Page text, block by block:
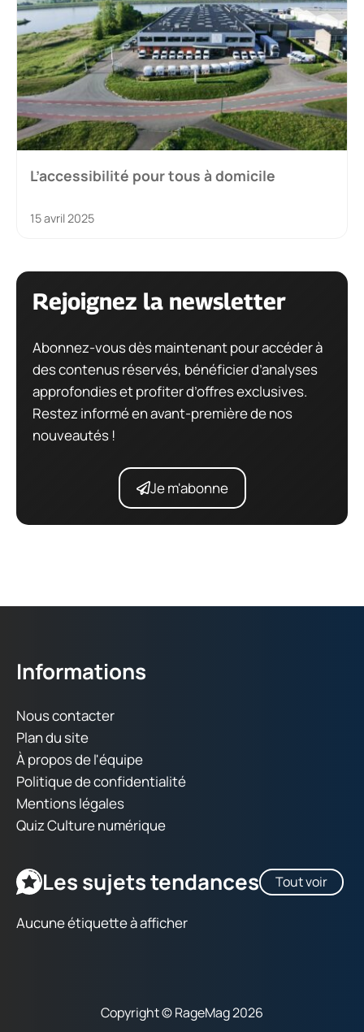
L’accessibilité pour tous à domicile
15 avril 2025
Rejoignez la newsletter
Abonnez-vous dès maintenant pour accéder à
des contenus réservés, bénéficier d’analyses
approfondies et profiter d’offres exclusives.
Restez informé en avant-première de nos
nouveautés !
Je m'abonne
Informations
Nous contacter
Plan du site
À propos de l'équipe
Politique de confidentialité
Mentions légales
Quiz Culture numérique
Les sujets tendances Tout voir
Aucune étiquette à afficher
Copyright © RageMag 2026